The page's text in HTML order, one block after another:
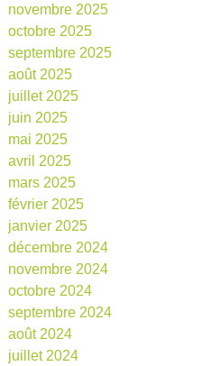
novembre 2025
octobre 2025
septembre 2025
août 2025
juillet 2025
juin 2025
mai 2025
avril 2025
mars 2025
février 2025
janvier 2025
décembre 2024
novembre 2024
octobre 2024
septembre 2024
août 2024
juillet 2024